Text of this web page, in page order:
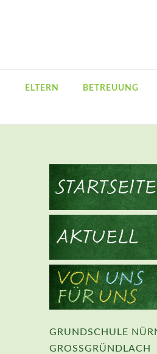
ELTERN BETREUUNG
GRUNDSCHULE
GROSSGRÜNDLACH